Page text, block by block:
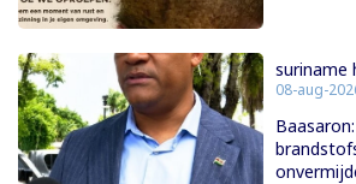
suriname
08-aug-